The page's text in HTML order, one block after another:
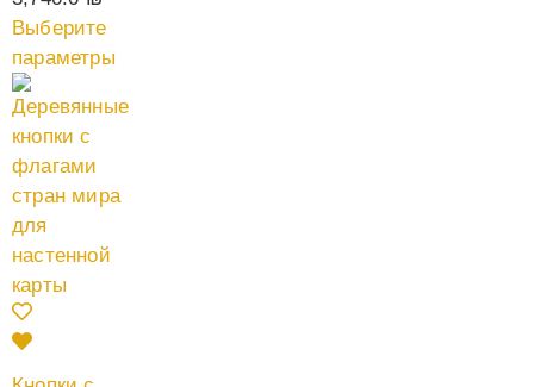
Выберите
параметры